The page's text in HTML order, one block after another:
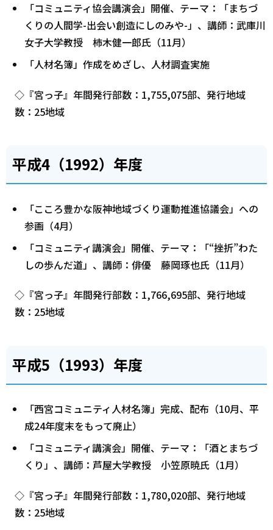
「コミュニティ協会講演会」開催、テーマ：「まちづ
くりの人間学-出会い創造にしのみや-」、講師：武庫川
女子大学教授 柿木健一郎氏（11月）
「人材名簿」作成をめざし、人材調査実施
◇『宮っ子』年間発行部数：1,755,075部、発行地域
数：25地域
平成4（1992）年度
「こころ豊かな阪神地域づくり運動推進協議会」への
参画（4月）
「コミュニティ講演会」開催、テーマ：「“挫折”わた
しの歩んだ道」、講師：俳優 藤岡琢也氏（11月）
◇『宮っ子』年間発行部数：1,766,695部、発行地域
数：25地域
平成5（1993）年度
「西宮コミュニティ人材名簿」完成、配布（10月、平
成24年度末をもって廃止）
「コミュニティ講演会」開催、テーマ：「酒とまちづ
くり」、講師：芦屋大学教授 小笠原暁氏（1月）
◇『宮っ子』年間発行部数：1,780,020部、発行地域
数：25地域